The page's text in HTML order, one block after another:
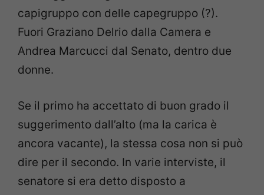
capigruppo con delle capegruppo (?).
Fuori Graziano Delrio dalla Camera e
Andrea Marcucci dal Senato, dentro due
donne.
Se il primo ha accettato di buon grado il
suggerimento dall’alto (ma la carica è
ancora vacante), la stessa cosa non si può
dire per il secondo. In varie interviste, il
senatore si era detto disposto a